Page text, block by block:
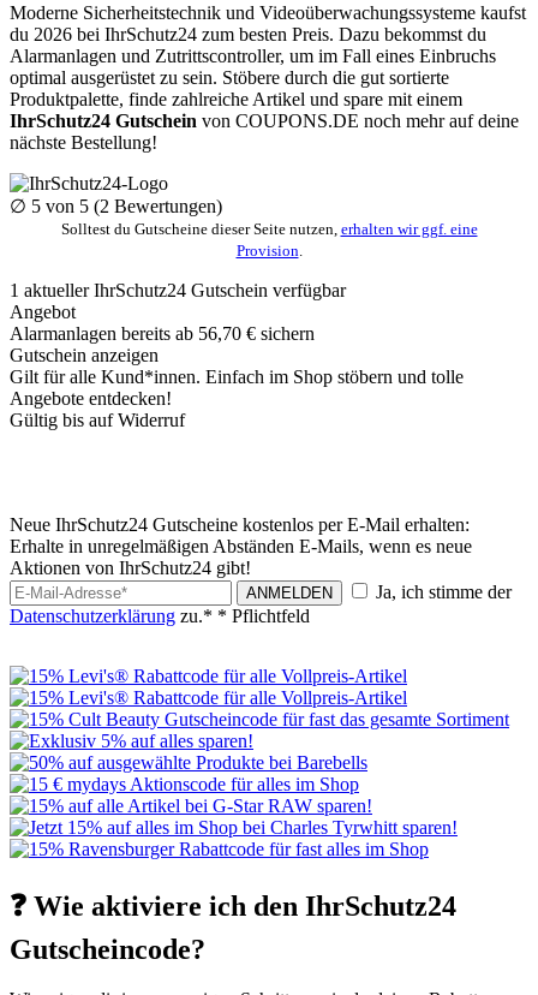
Moderne Sicherheitstechnik und Videoüberwachungssysteme kaufst
du 2026 bei IhrSchutz24 zum besten Preis. Dazu bekommst du
Alarmanlagen und Zutrittscontroller, um im Fall eines Einbruchs
optimal ausgerüstet zu sein. Stöbere durch die gut sortierte
Produktpalette, finde zahlreiche Artikel und spare mit einem
IhrSchutz24 Gutschein von COUPONS.DE noch mehr auf deine
nächste Bestellung!
∅ 5 von 5 (2 Bewertungen)
Solltest du Gutscheine dieser Seite nutzen, erhalten wir ggf. eine
Provision
1 aktueller IhrSchutz24 Gutschein verfügbar
Angebot
Alarmanlagen bereits ab 56,70 € sichern
Gutschein anzeigen
Gilt für alle Kund*innen. Einfach im Shop stöbern und tolle
Angebote entdecken!
Gültig bis auf Widerruf
Neue IhrSchutz24 Gutscheine kostenlos per E-Mail erhalten:
Erhalte in unregelmäßigen Abständen E-Mails, wenn es neue
Aktionen von IhrSchutz24 gibt!
ANMELDEN
Ja, ich stimme der
Datenschutzerklärung zu.* * Pflichtfeld
❓ Wie aktiviere ich den IhrSchutz24
Gutscheincode?